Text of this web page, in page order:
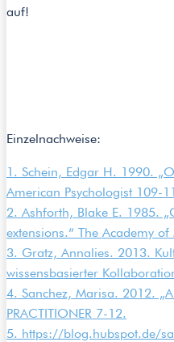
auf!
Einzelnachweise:
1. Schein, Edgar H. 1990.
American Psychologist 109-
2. Ashforth, Blake E. 1985.
extensions.“ The Academy
3. Gratz, Annalies. 2013.
wissensbasierter
4. Sanchez, Marisa. 2012.
PRACTITIONER 7-12.
5. https://blog.hubspot.de/